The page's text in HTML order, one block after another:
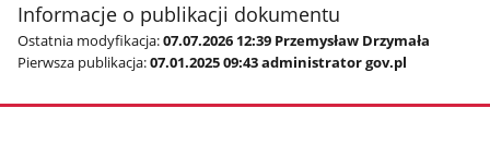
Informacje o publikacji dokumentu
Ostatnia modyfikacja:07.07.2026 12:39 Przemysław Drzymała
Pierwsza publikacja:07.01.2025 09:43 administrator gov.pl